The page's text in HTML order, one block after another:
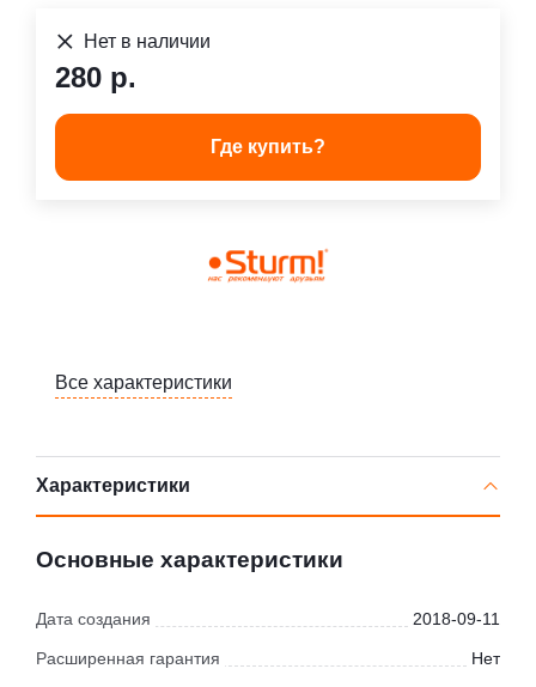
Нет в наличии
280 р.
Где купить?
Все характеристики
Характеристики
Основные характеристики
Дата создания 2018-09-11
Расширенная гарантия Нет